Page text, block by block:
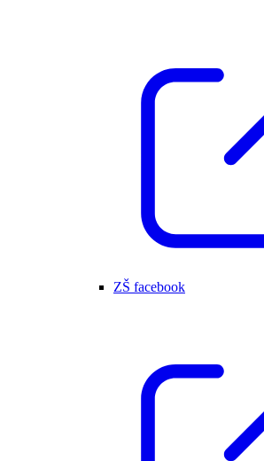
ZŠ facebook